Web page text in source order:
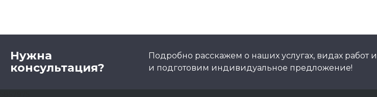
Нужна
консультация?
Подробно расскажем о наших услугах, видах работ
и подготовим индивидуальное предложение!